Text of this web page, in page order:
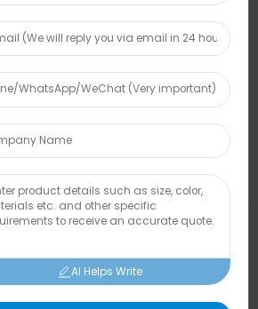
: TOUS DROITS RÉSERVÉS.PLAN DU
AI Helps Write